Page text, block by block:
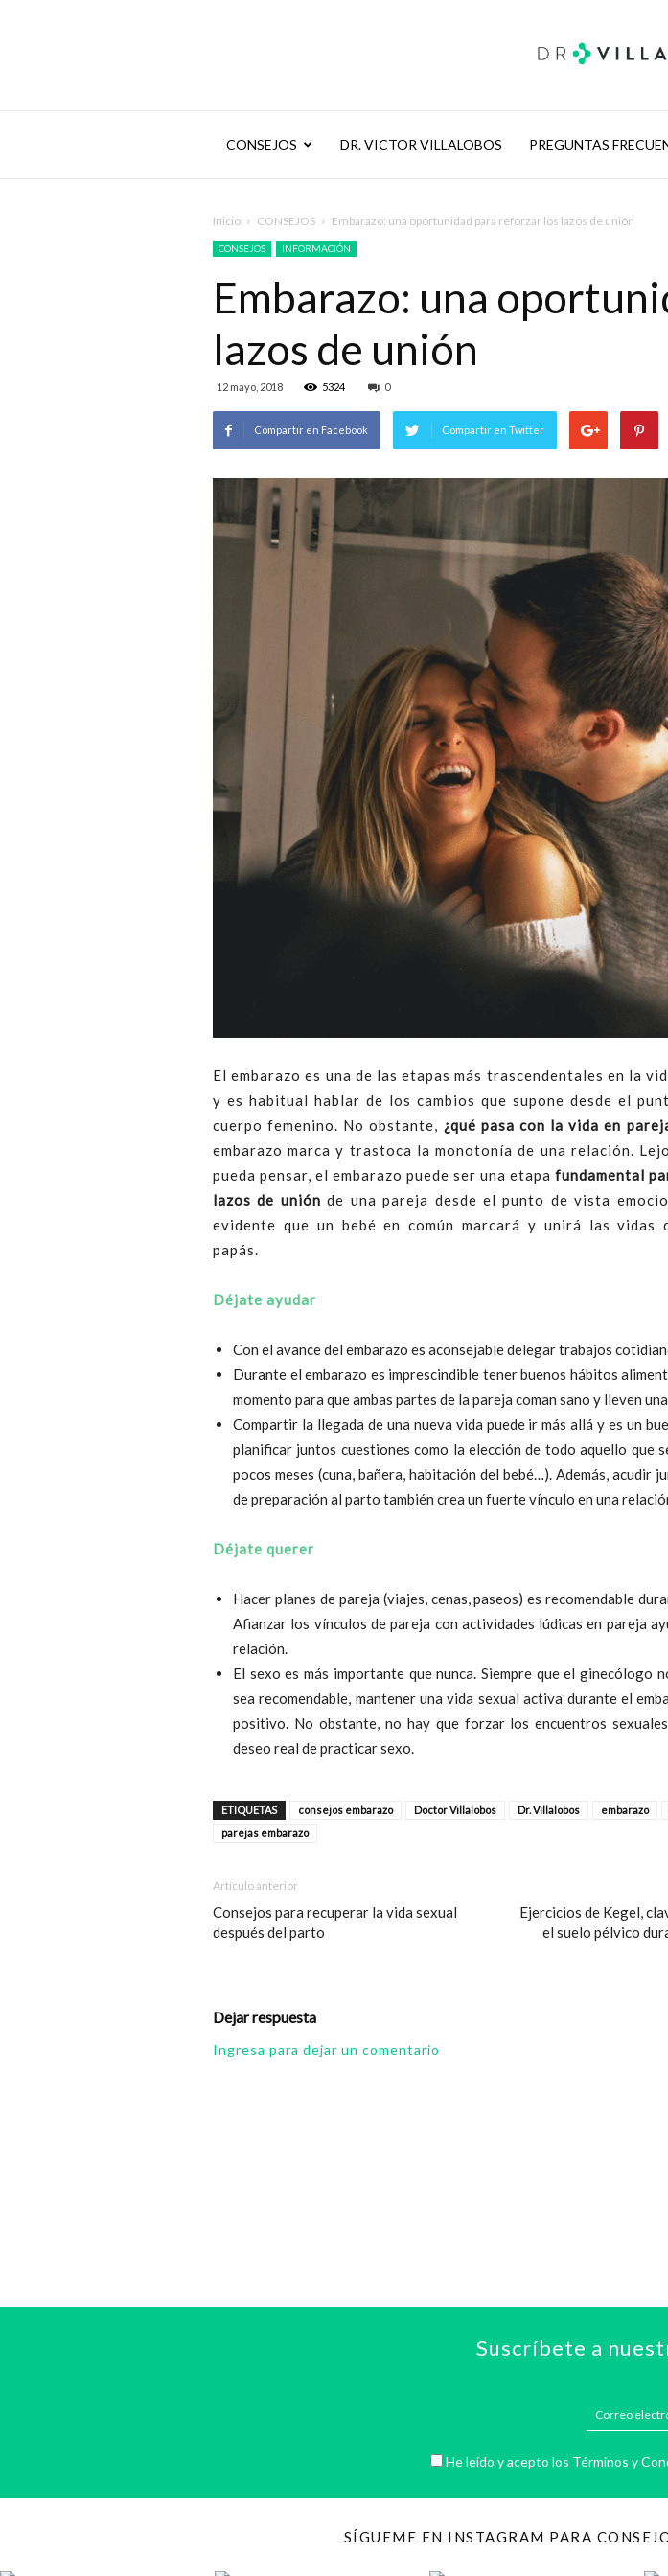
CONSEJOS DR. VICTOR VILLALOBOS PREGUNTAS
Inicio CONSEJOS Embarazo: una oportunidad para reforzar los lazos de unión
CONSEJOS INFORMACIÓN
Embarazo: una
lazos de unión
12 mayo, 2018 5324 0
Compartir en Facebook Compartir en Twitter
El embarazo es una de las etapas más trascendentales en la
y es habitual hablar de los cambios que supone desde el
cuerpo femenino. No obstante, ¿qué pasa con la vida en
embarazo marca y trastoca la monotonía de una relación.
pueda pensar, el embarazo puede ser una etapa fundamental
lazos de uniónde una pareja desde el punto de vista
evidente que un bebé en común marcará y unirá las vidas
papás.
Déjate ayudar
Con el avance del embarazo es aconsejable delegar trabajos
Durante el embarazo es imprescindible tener buenos hábitos
momento para que ambas partes de la pareja coman sano y lleven
Compartir la llegada de una nueva vida puede ir más allá y es un
planificar juntos cuestiones como la elección de todo aquello que
pocos meses (cuna, bañera, habitación del bebé…). Además, acudir
de preparación al parto también crea un fuerte vínculo en una
Déjate querer
Hacer planes de pareja (viajes, cenas, paseos) es recomendable
Afianzar los vínculos de pareja con actividades lúdicas en pareja
relación.
El sexo es más importante que nunca. Siempre que el ginecólogo
sea recomendable, mantener una vida sexual activa durante el
positivo. No obstante, no hay que forzar los encuentros
deseo real de practicar sexo.
ETIQUETAS consejos embarazo Doctor Villalobos Dr. Villalobos embarazo
parejas embarazo
Artículo anterior
Consejos para recuperar la vida sexual
después del parto
Ejercicios de Kegel,
el suelo pélvico
Dejar respuesta
Ingresa para dejar un comentario
Suscríbete a
He leído y acepto los Términos y
SÍGUEME EN INSTAGRAM PARA